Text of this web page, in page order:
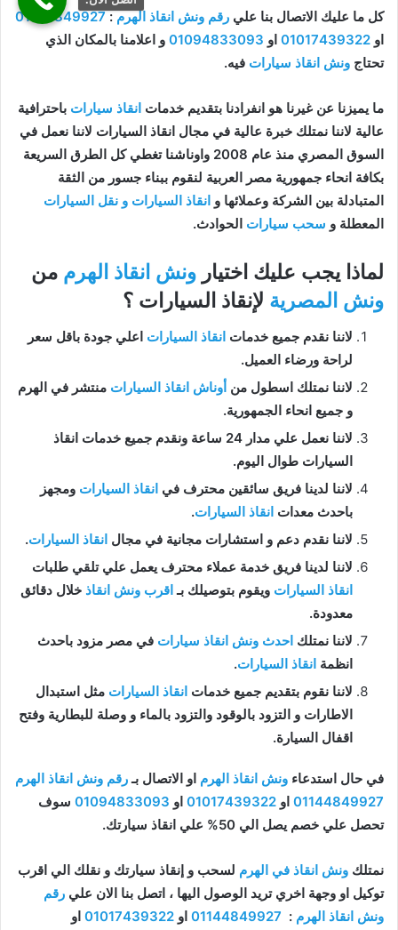
كل ما عليك الاتصال بنا علي رقم ونش انقاذ الهرم:
01144849927
او 01017439322 او 01094833093 و اعلامنا بالمكان الذي
تحتاج ونش انقاذ سيارات فيه.
ما يميزنا عن غيرنا هو انفرادنا بتقديم خدمات انقاذ سيارات باحترافية
عالية لاننا نمتلك خبرة عالية في مجال انقاذ السيارات لاننا نعمل في
السوق المصري منذ عام 2008 واوناشنا تغطي كل الطرق السريعة
بكافة انحاء جمهورية مصر العربية لنقوم ببناء جسور من الثقة
المتبادلة بين الشركة وعملائها و انقاذ السيارات و نقل السيارات
المعطلة و سحب سيارات الحوادث.
لماذا يجب عليك اختيار ونش انقاذ الهرم من
ونش المصرية لإنقاذ السيارات ؟
لاننا نقدم جميع خدمات انقاذ السيارات اعلي جودة باقل سعر
لراحة ورضاء العميل.
لاننا نمتلك اسطول من أوناش انقاذ السيارات منتشر في الهرم
و جميع انحاء الجمهورية.
لاننا نعمل علي مدار 24 ساعة ونقدم جميع خدمات انقاذ
السيارات طوال اليوم.
لاننا لدينا فريق سائقين محترف في انقاذ السيارات ومجهز
باحدث معدات انقاذ السيارات.
لاننا نقدم دعم و استشارات مجانية في مجال انقاذ السيارات.
لاننا لدينا فريق خدمة عملاء محترف يعمل علي تلقي طلبات
انقاذ السيارات ويقوم بتوصيلك بـاقرب ونش انقاذ خلال دقائق
معدودة.
لاننا نمتلك احدث ونش انقاذ سيارات في مصر مزود باحدث
انظمة انقاذ السيارات.
لاننا نقوم بتقديم جميع خدمات انقاذ السيارات مثل استبدال
الاطارات و التزود بالوقود والتزود بالماء و وصلة للبطارية وفتح
اقفال السيارة.
في حال استدعاء ونش انقاذ الهرم او الاتصال بـرقم ونش انقاذ الهرم
01144849927 او 01017439322 او 01094833093 سوف
تحصل علي خصم يصل الي 50% علي انقاذ سيارتك.
نمتلك ونش انقاذ في الهرم لسحب و إنقاذ سيارتك و نقلك الي اقرب
توكيل او وجهة اخري تريد الوصول اليها ، اتصل بنا الان علي رقم
ونش انقاذ الهرم :
01144849927 او 01017439322 او